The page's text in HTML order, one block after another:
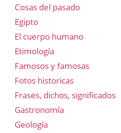
Cosas del pasado
Egipto
El cuerpo humano
Etimología
Famosos y famosas
Fotos historicas
Frases, dichos, significados
Gastronomía
Geología